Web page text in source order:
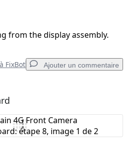
from the display assembly.
FixBot Ajouter un commentaire
un commentaire